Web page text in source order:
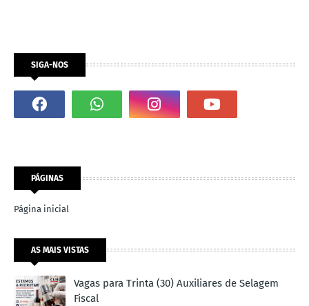
SIGA-NOS
PÁGINAS
Página inicial
AS MAIS VISTAS
Vagas para Trinta (30) Auxiliares de Selagem
Fiscal